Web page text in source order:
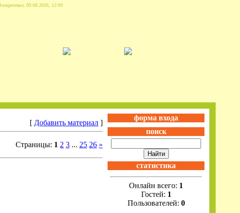
09.08.2026, 12:09
[ Добавить материал ]
Страницы: 1 2 3 ... 25 26 »
форма входа
поиск
статистика
Онлайн всего: 1
Гостей: 1
Пользователей: 0